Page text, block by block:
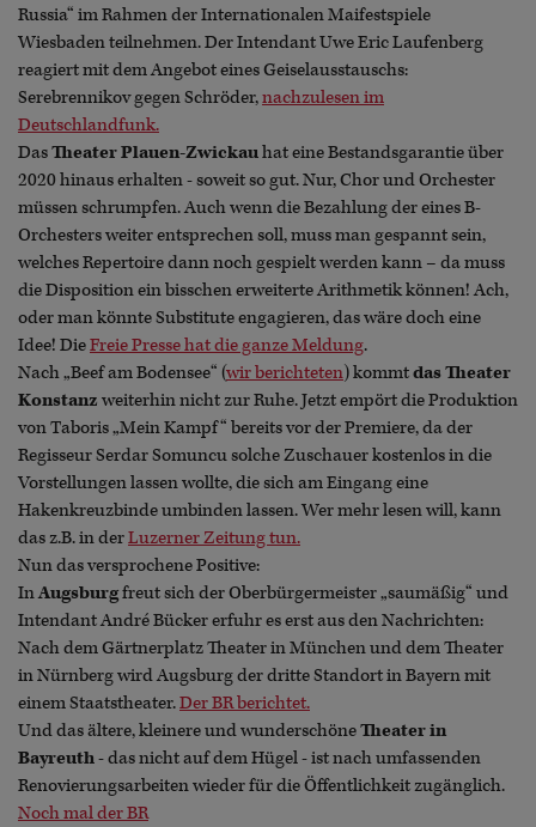
Russia“ im Rahmen der Internationalen Maifestspiele
Wiesbaden teilnehmen. Der Intendant Uwe Eric Laufenberg
reagiert mit dem Angebot eines Geiselausstauschs:
Serebrennikov gegen Schröder,nachzulesen im
Deutschlandfunk.
DasTheater Plauen-Zwickauhat eine Bestandsgarantie über
2020 hinaus erhalten - soweit so gut. Nur, Chor und Orchester
müssen schrumpfen. Auch wenn die Bezahlung der eines B-
Orchesters weiter entsprechen soll, muss man gespannt sein,
welches Repertoire dann noch gespielt werden kann – da muss
die Disposition ein bisschen erweiterte Arithmetik können! Ach,
oder man könnte Substitute engagieren, das wäre doch eine
Idee! DieFreie Presse hat die ganze Meldung.
Nach „Beef am Bodensee“ (wir berichteten) kommtdas Theater
Konstanz weiterhin nicht zur Ruhe. Jetzt empört die Produktion
von Taboris „Mein Kampf“ bereits vor der Premiere, da der
Regisseur Serdar Somuncu solche Zuschauer kostenlos in die
Vorstellungen lassen wollte, die sich am Eingang eine
Hakenkreuzbinde umbinden lassen. Wer mehr lesen will, kann
das z.B. in derLuzerner Zeitung tun.
Nun das versprochene Positive:
InAugsburgfreut sich der Oberbürgermeister „saumäßig“ und
Intendant André Bücker erfuhr es erst aus den Nachrichten:
Nach dem Gärtnerplatz Theater in München und dem Theater
in Nürnberg wird Augsburg der dritte Standort in Bayern mit
einem Staatstheater.Der BR berichtet.
Und das ältere, kleinere und wunderschöneTheater in
Bayreuth- das nicht auf dem Hügel - ist nach umfassenden
Renovierungsarbeiten wieder für die Öffentlichkeit zugänglich.
Noch mal der BR